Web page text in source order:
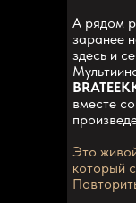
А рядом
заранее
здесь и
вместе
Это
который